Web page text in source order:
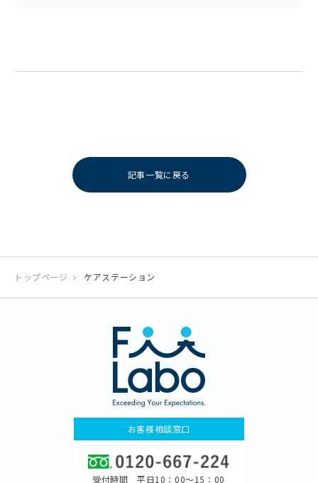
記事一覧に戻る
トップページ ケアステーション
お客様相談窓口
受付時間 平日10：00〜15：00